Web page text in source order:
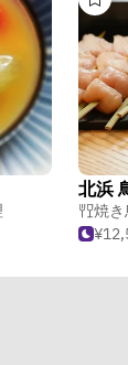
北浜
焼き